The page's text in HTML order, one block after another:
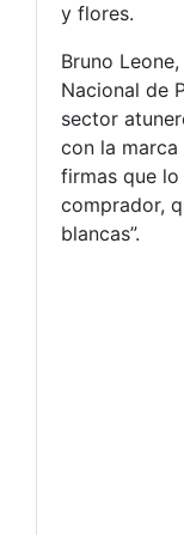
y flores.
Bruno
Nacional de
sector
con la
firmas que
comprador,
blancas”.